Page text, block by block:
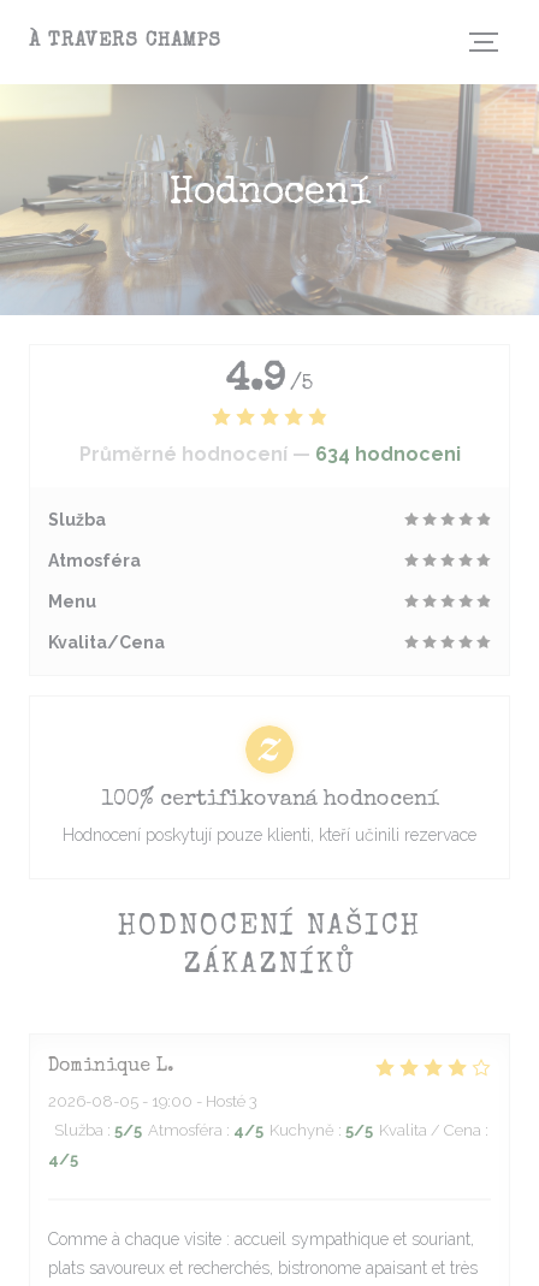
À TRAVERS CHAMPS
Hodnocení
HODNOCENÍ NAŠICH
ZÁKAZNÍKŮ
Dominique L
2026-08-05 - 19:00 - Hosté 3
Služba : 5/5 Atmosféra : 4/5 Kuchyně : 5/5 Kvalita / Cena :
4/5
Comme à chaque visite : accueil sympathique et souriant,
plats savoureux et recherchés, bistronome apaisant et très
4.9 /5
Průměrné hodnocení — 634 hodnoceni
Služba
Atmosféra
Menu
Kvalita/Cena
100% certifikovaná hodnocení
Hodnocení poskytují pouze klienti, kteří učinili rezervace